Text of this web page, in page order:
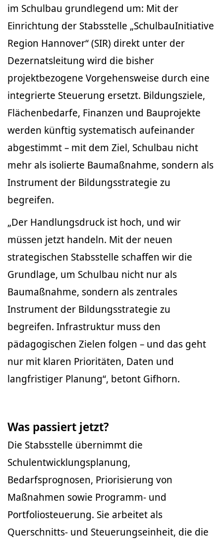
im Schulbau grundlegend um: Mit der
Einrichtung der Stabsstelle „SchulbauInitiative
Region Hannover“ (SIR) direkt unter der
Dezernatsleitung wird die bisher
projektbezogene Vorgehensweise durch eine
integrierte Steuerung ersetzt. Bildungsziele,
Flächenbedarfe, Finanzen und Bauprojekte
werden künftig systematisch aufeinander
abgestimmt – mit dem Ziel, Schulbau nicht
mehr als isolierte Baumaßnahme, sondern als
Instrument der Bildungsstrategie zu
begreifen.
„Der Handlungsdruck ist hoch, und wir
müssen jetzt handeln. Mit der neuen
strategischen Stabsstelle schaffen wir die
Grundlage, um Schulbau nicht nur als
Baumaßnahme, sondern als zentrales
Instrument der Bildungsstrategie zu
begreifen. Infrastruktur muss den
pädagogischen Zielen folgen – und das geht
nur mit klaren Prioritäten, Daten und
langfristiger Planung“, betont Gifhorn.
Was passiert jetzt?
Die Stabsstelle übernimmt die
Schulentwicklungsplanung,
Bedarfsprognosen, Priorisierung von
Maßnahmen sowie Programm- und
Portfoliosteuerung. Sie arbeitet als
Querschnitts- und Steuerungseinheit, die die